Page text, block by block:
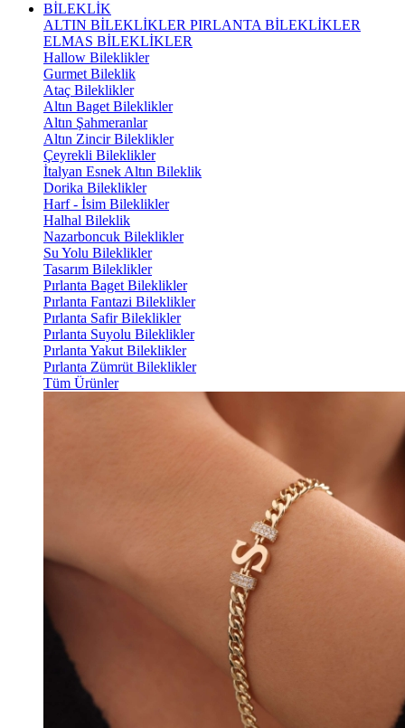
BİLEKLİK
ALTIN BİLEKLİKLER PIRLANTA BİLEKLİKLER
ELMAS BİLEKLİKLER
Hallow Bileklikler
Gurmet Bileklik
Ataç Bileklikler
Altın Baget Bileklikler
Altın Şahmeranlar
Altın Zincir Bileklikler
Çeyrekli Bileklikler
İtalyan Esnek Altın Bileklik
Dorika Bileklikler
Harf - İsim Bileklikler
Halhal Bileklik
Nazarboncuk Bileklikler
Su Yolu Bileklikler
Tasarım Bileklikler
Pırlanta Baget Bileklikler
Pırlanta Fantazi Bileklikler
Pırlanta Safir Bileklikler
Pırlanta Suyolu Bileklikler
Pırlanta Yakut Bileklikler
Pırlanta Zümrüt Bileklikler
Tüm Ürünler